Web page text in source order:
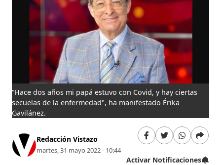
“Hace dos años mi papá estuvo con Covid, y hay ciertas
secuelas de la enfermedad", ha manifestado Érika
Gavilánez.
Redacción Vistazo
martes, 31 mayo 2022 - 10:44
Activar Notificaciones